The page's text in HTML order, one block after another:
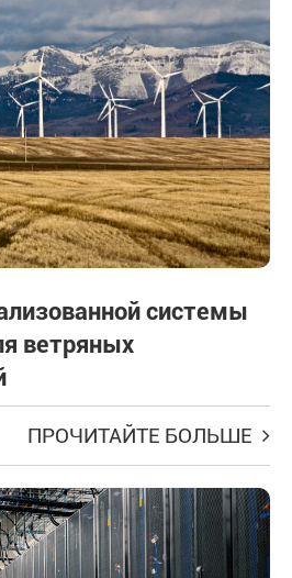
системы
ветряных
ПРОЧИТАЙТЕ БОЛЬШЕ